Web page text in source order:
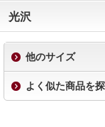
光沢
他のサイズ
よく似た商品を